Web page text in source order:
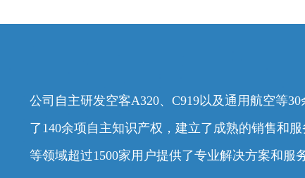
公司自主研发空客A320、C919以及通用航空等
了140余项自主知识产权，建立了成熟的销售和
等领域超过1500家用户提供了专业解决方案和服务